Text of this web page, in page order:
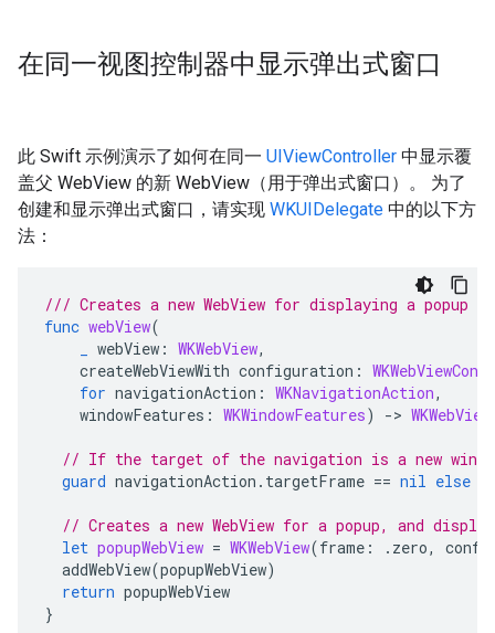
在同一视图控制器中显示弹出式窗口
此 Swift 示例演示了如何在同一 UIViewController 中显示覆
盖父 WebView 的新 WebView（用于弹出式窗口）。 为了
创建和显示弹出式窗口，请实现 WKUIDelegate 中的以下方
法：
/// Creates a new WebView for displaying a popup
func webView(
webView : WKWebView,
createWebViewWith configuration :
for navigationAction : WKNavigationAction,
windowFeatures : WKWindowFeatures) -> WKWebView
// If the target of the navigation is a new
guard navigationAction . targetFrame == nil else
// Creates a new WebView for a popup, and
let popupWebView = WKWebView(frame : . zero,
addWebView(popupWebView)
return popupWebView
}